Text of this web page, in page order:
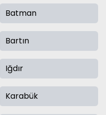
Batman
Bartın
Iğdır
Karabük